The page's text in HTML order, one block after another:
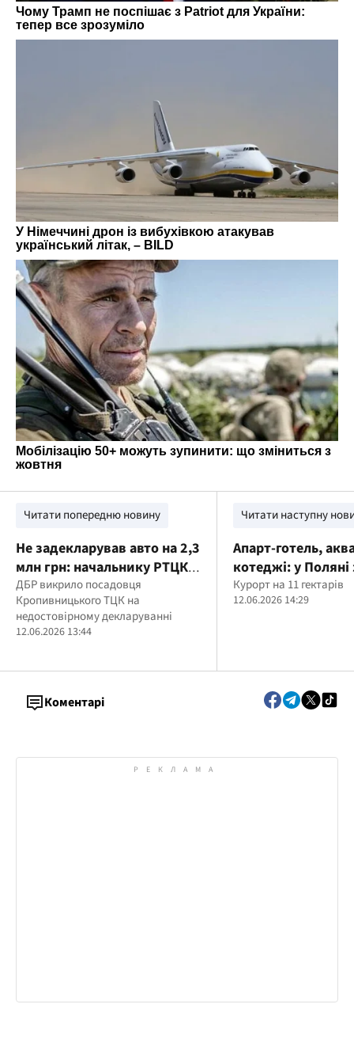
Читати попередню новину
Не задекларував авто на 2,3
млн грн: начальнику РТЦК
на Кіровоградщині
повідомили про підозру
ДБР викрило посадовця
Кропивницького ТЦК на
недостовірному декларуванні
12.06.2026 13:44
Читати наступну
Апарт-готель,
котеджі: у
масштабний
комплекс
Курорт на 11 гектарів
12.06.2026 14:29
Коментарі